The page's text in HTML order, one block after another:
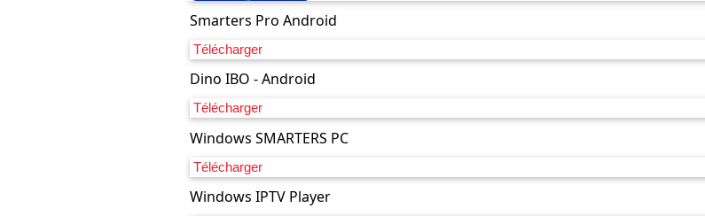
Smarters Pro Android
Télécharger
Dino IBO - Android
Télécharger
Windows SMARTERS PC
Télécharger
Windows IPTV Player